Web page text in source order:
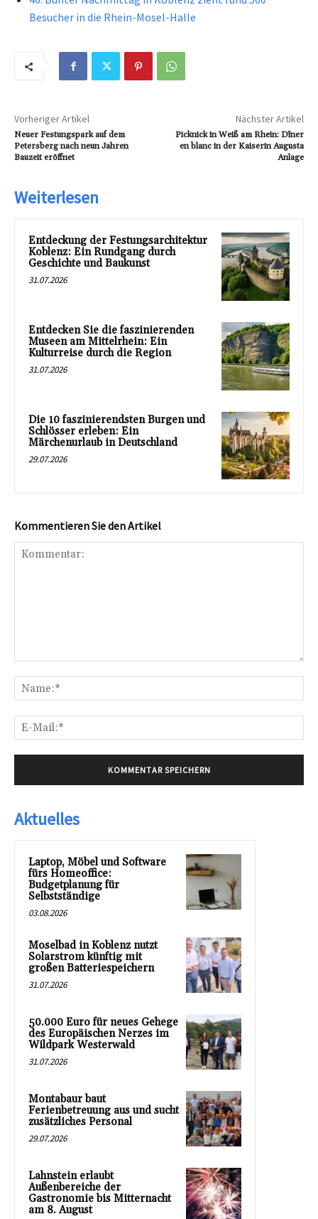
Besucher in die Rhein-Mosel-Halle
Vorheriger Artikel
Neuer Festungspark auf dem
Petersberg nach neun Jahren
Bauzeit eröffnet
Nächster Artikel
Picknick in Weiß am Rhein: Dîner
en blanc in der Kaiserin Augusta
Anlage
Weiterlesen
Entdeckung der Festungsarchitektur
Koblenz: Ein Rundgang durch
Geschichte und Baukunst
31.07.2026
Entdecken Sie die faszinierenden
Museen am Mittelrhein: Ein
Kulturreise durch die Region
31.07.2026
Die 10 faszinierendsten Burgen und
Schlösser erleben: Ein
Märchenurlaub in Deutschland
29.07.2026
Kommentieren Sie den Artikel
Aktuelles
Laptop, Möbel und Software
fürs Homeoffice:
Budgetplanung für
Selbstständige
03.08.2026
Moselbad in Koblenz nutzt
Solarstrom künftig mit
großen Batteriespeichern
31.07.2026
50.000 Euro für neues Gehege
des Europäischen Nerzes im
Wildpark Westerwald
31.07.2026
Montabaur baut
Ferienbetreuung aus und sucht
zusätzliches Personal
29.07.2026
Lahnstein erlaubt
Außenbereiche der
Gastronomie bis Mitternacht
am 8. August